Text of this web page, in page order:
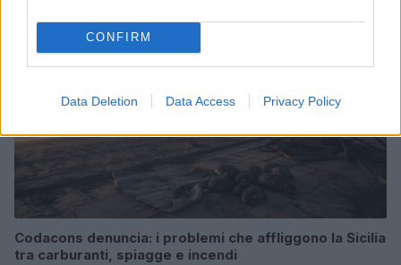
CONFIRM
Data Deletion Data Access Privacy Policy
Codacons denuncia: i problemi che affliggono la Sicilia
tra carburanti, spiagge e incendi